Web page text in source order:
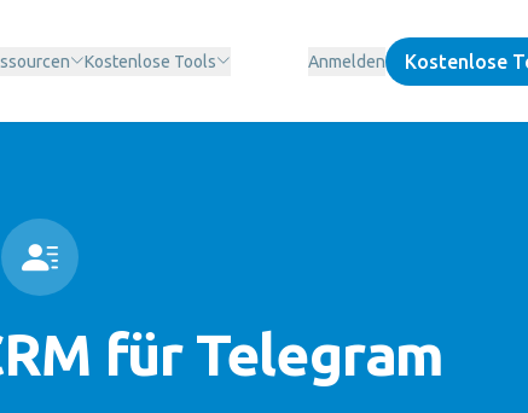
Kostenlose Tools Anmelden Kostenlose
für Telegram